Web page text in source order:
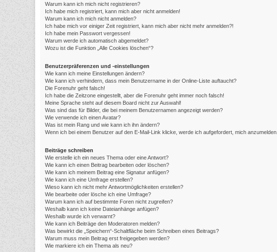
Warum kann ich mich nicht registrieren?
Ich habe mich registriert, kann mich aber nicht anmelden!
Warum kann ich mich nicht anmelden?
Ich habe mich vor einiger Zeit registriert, kann mich aber nicht mehr anmelden?!
Ich habe mein Passwort vergessen!
Warum werde ich automatisch abgemeldet?
Wozu ist die Funktion „Alle Cookies löschen“?
Benutzerpräferenzen und -einstellungen
Wie kann ich meine Einstellungen ändern?
Wie kann ich verhindern, dass mein Benutzername in der Online-Liste auftaucht?
Die Forenuhr geht falsch!
Ich habe die Zeitzone eingestellt, aber die Forenuhr geht immer noch falsch!
Meine Sprache steht auf diesem Board nicht zur Auswahl!
Was sind das für Bilder, die bei meinem Benutzernamen angezeigt werden?
Wie verwende ich einen Avatar?
Was ist mein Rang und wie kann ich ihn ändern?
Wenn ich bei einem Benutzer auf den E-Mail-Link klicke, werde ich aufgefordert, mich anzumelden.
Beiträge schreiben
Wie erstelle ich ein neues Thema oder eine Antwort?
Wie kann ich einen Beitrag bearbeiten oder löschen?
Wie kann ich meinem Beitrag eine Signatur anfügen?
Wie kann ich eine Umfrage erstellen?
Wieso kann ich nicht mehr Antwortmöglichkeiten erstellen?
Wie bearbeite oder lösche ich eine Umfrage?
Warum kann ich auf bestimmte Foren nicht zugreifen?
Weshalb kann ich keine Dateianhänge anfügen?
Weshalb wurde ich verwarnt?
Wie kann ich Beiträge den Moderatoren melden?
Was bewirkt die „Speichern“-Schaltfläche beim Schreiben eines Beitrags?
Warum muss mein Beitrag erst freigegeben werden?
Wie markiere ich ein Thema als neu?